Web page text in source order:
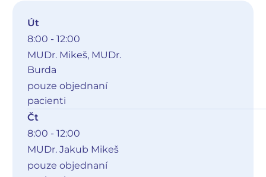
Út
8:00 - 12:00
MUDr. Mikeš, MUDr.
Burda
pouze objednaní
pacienti
Čt
8:00 - 12:00
MUDr. Jakub Mikeš
pouze objednaní